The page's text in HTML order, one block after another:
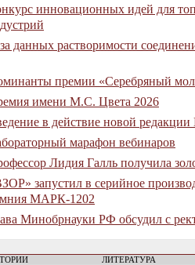
инновационных идей для
данных растворимости
премии «Серебряный
имени М.С. Цвета 2026
в действие новой
марафон вебинаров
Лидия Галль получила
запустил в серийное
МАРК-1202
Минобрнауки РФ обсудил с
ЛИТЕРАТУРА